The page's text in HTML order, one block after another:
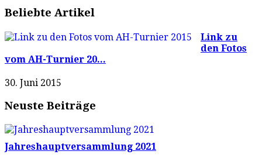
Beliebte Artikel
Link zu
den Fotos
vom AH-Turnier 20...
30. Juni 2015
Neuste Beiträge
Jahreshauptversammlung 2021